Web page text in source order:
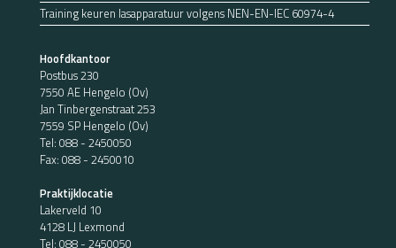
Training keuren lasapparatuur volgens NEN-EN-IEC 60974-4
Hoofdkantoor
Postbus 230
7550 AE Hengelo (Ov)
Jan Tinbergenstraat 253
7559 SP Hengelo (Ov)
Tel: 088 - 2450050
Fax: 088 - 2450010
Praktijklocatie
Lakerveld 10
4128 LJ Lexmond
Tel: 088 - 2450050